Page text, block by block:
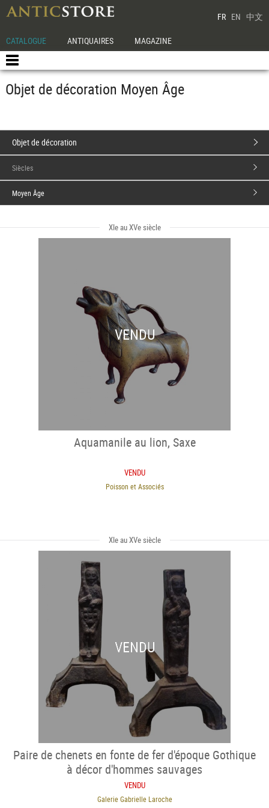
FR EN 中文
CATALOGUE ANTIQUAIRES MAGAZINE
Objet de décoration Moyen Âge
Objet de décoration
Siècles
Moyen Âge
XIe au XVe siècle
VENDU
Aquamanile au lion, Saxe
VENDU
Poisson et Associés
XIe au XVe siècle
VENDU
Paire de chenets en fonte de fer d'époque Gothique
à décor d'hommes sauvages
VENDU
Galerie Gabrielle Laroche